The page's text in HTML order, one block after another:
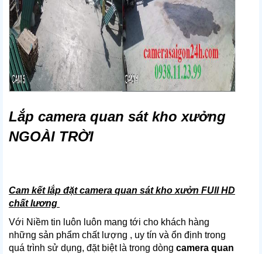
Lắp camera quan sát kho xưởng
NGOÀI TRỜI
Cam kết lắp đặt camera quan sát kho xưởn FUll HD
chất lương
Với Niềm tin luôn luôn mang tới cho khách hàng
những sản phẩm chất lượng , uy tín và ổn định trong
quá trình sử dụng, đặt biệt là trong dòng camera quan